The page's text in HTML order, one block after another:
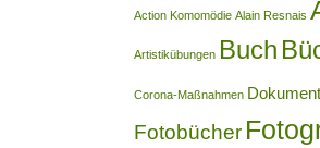
Action Komomödie Alain Resnais
Artistikübungen Buch
Corona-Maßnahmen
Fotobücher